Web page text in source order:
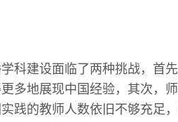
科建设面临了两种挑战，首
多地展现中国经验，其次，
践的教师人数依旧不够充足